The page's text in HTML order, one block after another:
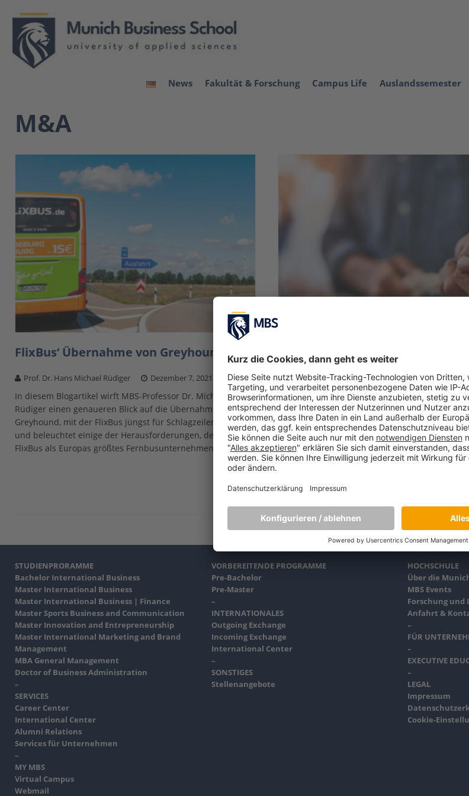
News Fakultät & Forschung Campus Life Auslandssemester
M&A
FlixBus‘ Übernahme von Greyhound
Prof. Dr. Hans Michael Rüdiger Dezember 7, 2021
In diesem Blogartikel wirft MBS-Professor Dr. Michael
Rüdiger einen genaueren Blick auf die Übernahme von
Greyhound, mit der FlixBus jüngst für Schlagzeilen sorgte,
und beleuchtet einige der Herausforderungen, denen sich
FlixBus als Europas größtes Fernbusunternehmen
[…]
Certified M&A Manager
Kooperation mit dem Controller
meistert im laufenden
Umstellung auf Online-Format
April 16, 2020
Auch das Executive Education Angebot der
Business School (MBS) bleibt von der Corona-
späteren Zeitpunkt verschoben, wiederum
erfolgreich[…]
STUDIENPRORAMME
Bachelor International Business
Master International Business
Master International Business | Finance
Master Sports Business and Communication
Master Innovation and Entrepreneurship
Master International Marketing and Brand
Management
MBA General Management
Doctor of Business Administration
–
SERVICES
Career Center
International Center
Alumni Relations
Services für Unternehmen
–
MY MBS
Virtual Campus
Webmail
VORBEREITENDE PROGRAMME
Pre-Bachelor
Pre-Master
–
INTERNATIONALES
Outgoing Exchange
Incoming Exchange
International Center
–
SONSTIGES
Stellenangebote
HOCHSCHULE
Über die
MBS Events
Forschung und
Anfahrt &
–
FÜR
–
EXECUTIVE
–
LEGAL
Impressum
Cookie-